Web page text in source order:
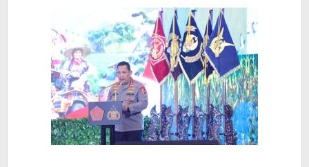
Kepada
Presiden